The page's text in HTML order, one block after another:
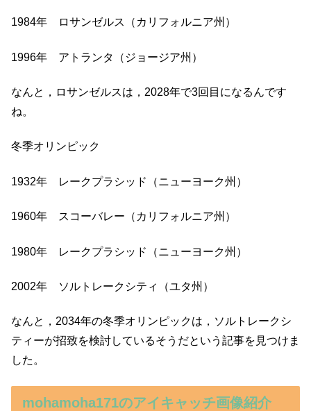
1984年 ロサンゼルス（カリフォルニア州）
1996年 アトランタ（ジョージア州）
なんと，ロサンゼルスは，2028年で3回目になるんです
ね。
冬季オリンピック
1932年 レークプラシッド（ニューヨーク州）
1960年 スコーバレー（カリフォルニア州）
1980年 レークプラシッド（ニューヨーク州）
2002年 ソルトレークシティ（ユタ州）
なんと，2034年の冬季オリンピックは，ソルトレークシ
ティーが招致を検討しているそうだという記事を見つけま
した。
mohamoha171のアイキャッチ画像紹介